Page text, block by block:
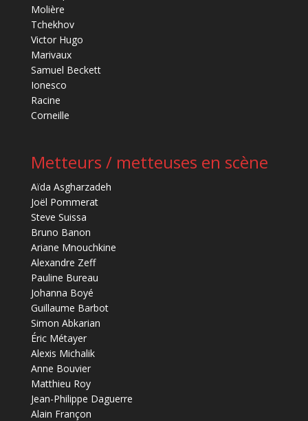
Molière
Tchekhov
Victor Hugo
Marivaux
Samuel Beckett
Ionesco
Racine
Corneille
Metteurs / metteuses en scène
Aïda Asgharzadeh
Joël Pommerat
Steve Suissa
Bruno Banon
Ariane Mnouchkine
Alexandre Zeff
Pauline Bureau
Johanna Boyé
Guillaume Barbot
Simon Abkarian
Éric Métayer
Alexis Michalik
Anne Bouvier
Matthieu Roy
Jean-Philippe Daguerre
Alain Françon